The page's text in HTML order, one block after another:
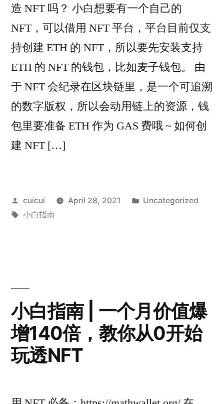
造 NFT 吗？ 小白想要有一个自己的
NFT，可以借用 NFT 平台，平台目前仅支
持创建 ETH 的 NFT，所以要先安装支持
ETH 的 NFT 的钱包，比如麦子钱包。 由
于 NFT 会纪录在区块链里，是一个可追溯
的数字版权，所以会动用链上的资源，钱
包里要准备 ETH 作为 GAS 费哦 ~ 如何创
建 NFT […]
Posted
by
cuicui April 28, 2021
Posted
Uncategorized
Tags:
小白指南
小白指南 | 一个月价值爆
增140倍，教你从0开始
玩透NFT